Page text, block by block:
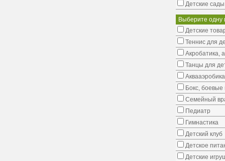
Детские сады
Выберите одну
Детские
Теннис для
Акробатика,
Танцы для
Бокс, боевые
Семейный
Педиатр
Гимнастика
Детский клуб
Детское
Детские